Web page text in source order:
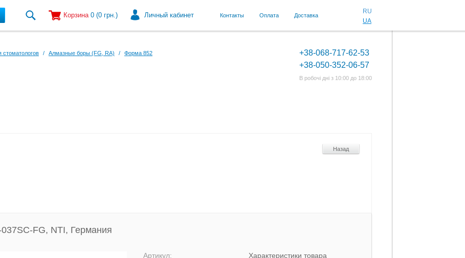
Корзина 0 (0 грн.) Личный кабинет Контакты Оплата Доставка
RU
UA
стоматологов / Алмазные боры (FG, RA) / Форма 852
+38-068-717-62-53
+38-050-352-06-57
В робочі дні з 10:00 до 18:00
Назад
FG, NTI, Германия
Артикул: Характеристики товара